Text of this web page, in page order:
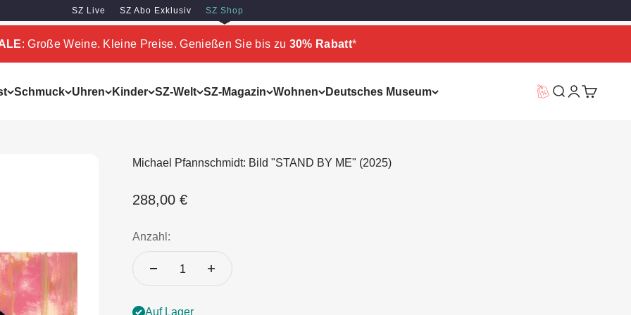
SZ Live SZ Abo Exklusiv SZ Shop
: Große Weine. Kleine Preise. Genießen Sie bis zu 30% Rabatt*
Schmuck Uhren Kinder SZ-Welt SZ-Magazin Wohnen Deutsches Museum Vorteilswelt
Suche
Michael Pfannschmidt: Bild "STAND BY ME" (2025)
Angebot
288,00 €
Anzahl:
Auf Lager